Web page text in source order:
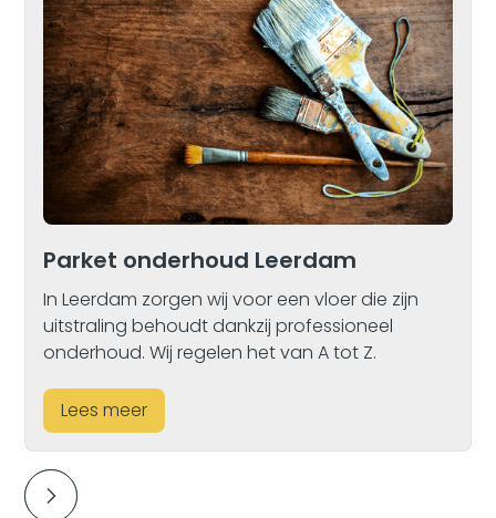
Parket onderhoud Leerdam
In Leerdam zorgen wij voor een vloer die zijn
uitstraling behoudt dankzij professioneel
onderhoud. Wij regelen het van A tot Z.
Lees meer